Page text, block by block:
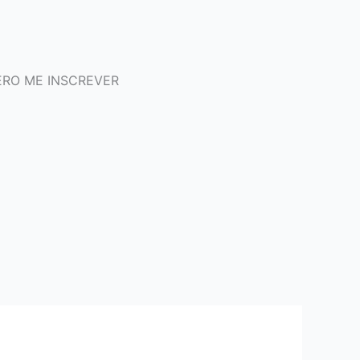
ME INSCREVER